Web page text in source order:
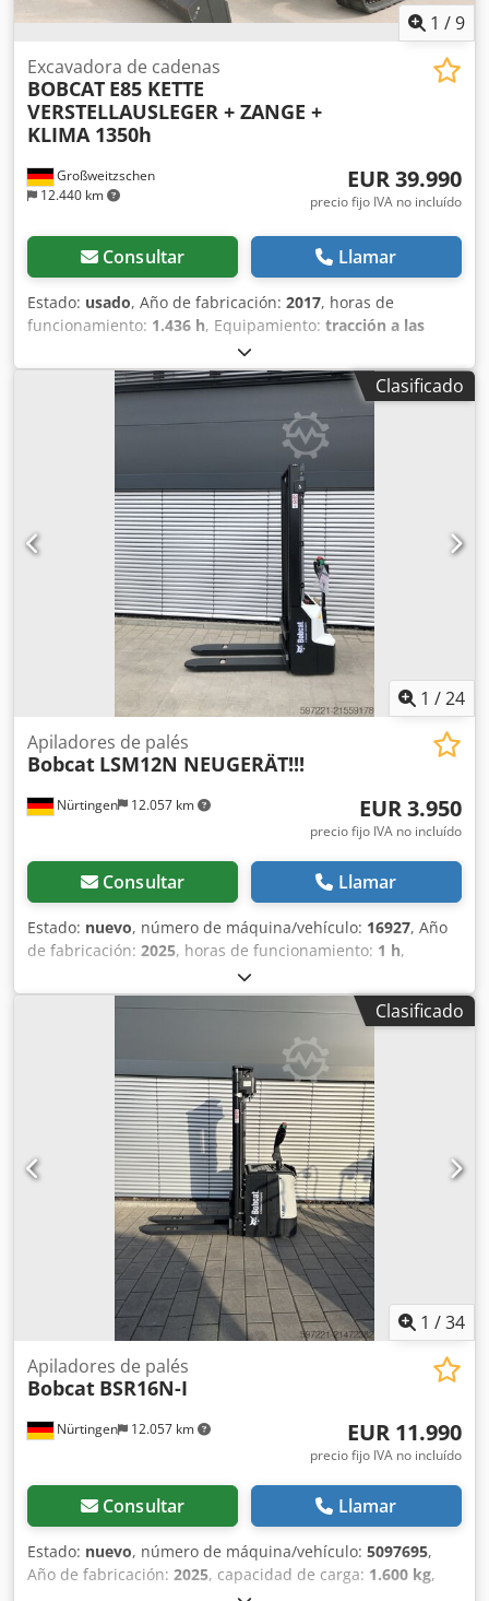
1 /9
Großweitzschen
12.440 km
Excavadora de cadenas
BOBCAT E85 KETTE
VERSTELLAUSLEGER + ZANGE +
KLIMA 1350h
EUR 39.990
precio fijo IVA no incluído
Consultar Llamar
Estado: usado, Año de fabricación: 2017, horas de
funcionamiento: 1.436 h, Equipamiento: tracción a las
, Ofrecemos una máquina E85 poco común,
no procedente de una empresa de construcción pequeña,
con aire acondicionado. * BRAZO EXTENDIBLE con
PINZA/DEDO * Pala hidráulica para excavación, disponible
como opción, en stock con un precio adicional justo. *
Procedente de una empresa de construcción pequeña. *
Modelo para el mercado alemán. * Solo 1350 horas de
funcionamiento. * Orugas de goma. * Revisión general en
2025 en BOBCAT. * Motor diésel de 44 kW, fabricante
Yanmar. * Tuberías para herramientas adicionales. *
Sistema de cambio rápido. * Faros adicionales. * Estado de
conservación excelente. ----Somos un taller especializado
en vehículos y maquinaria de construcción. Ofrecemos
una cotización sin compromiso, financiación, aceptación
de vehículos usados como parte del pago y la posibilidad
de alquilar con opción a compra de vehículos de todo
tipo.---- Crodpfx Afozr Avvsuof
Clasificado
1 /24
Nürtingen 12.057 km
Apiladores de palés
Bobcat LSM12N NEUGERÄT!!!
EUR 3.950
precio fijo IVA no incluído
Consultar Llamar
Estado: nuevo, número de máquina/vehículo: 16927, Año
de fabricación: 2025, horas de funcionamiento: 1 h,
1.200 kg, altura de elevación:
mm, centro de carga:600 mm, tipo de combustible:
, altura de construcción:
24 V, longitud de la
, peso total: 576 kg, 5108763 Número
de serie: OBWNL-003130 Credpfjyv S Rmox Afusf
Especificaciones de la batería: 24 V, 60 Ah.
Clasificado
1 /34
Nürtingen 12.057 km
Apiladores de palés
Bobcat BSR16N-I
EUR 11.990
precio fijo IVA no incluído
Consultar Llamar
Estado: nuevo, número de máquina/vehículo: 5097695,
Año de fabricación: 2025, capacidad de carga: 1.600 kg,